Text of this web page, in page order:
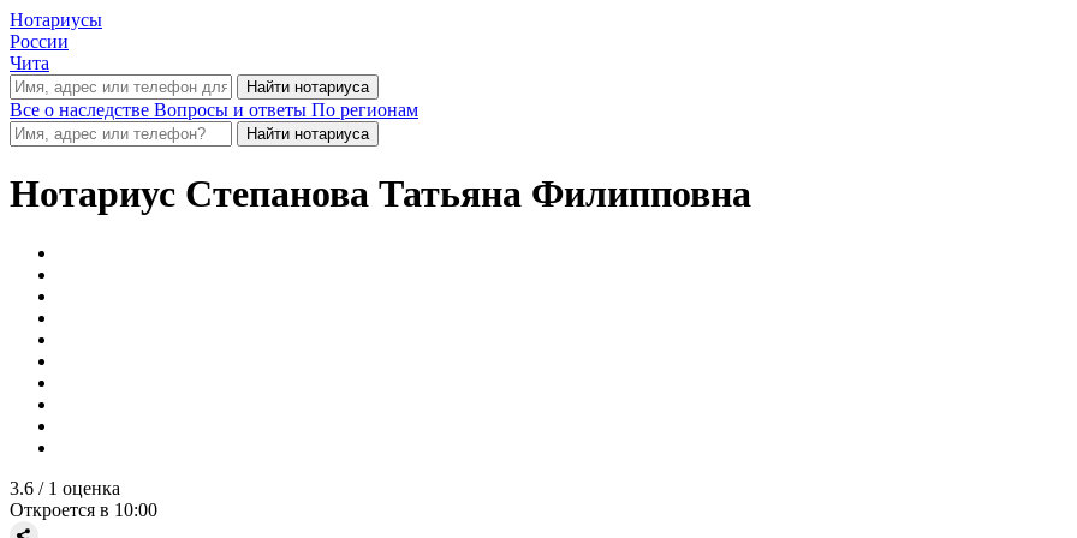
Нотариусы
России
Чита
Все о наследстве Вопросы и ответы По регионам
Нотариус Степанова Татьяна Филипповна
3.6 / 1 оценка
Откроется в 10:00